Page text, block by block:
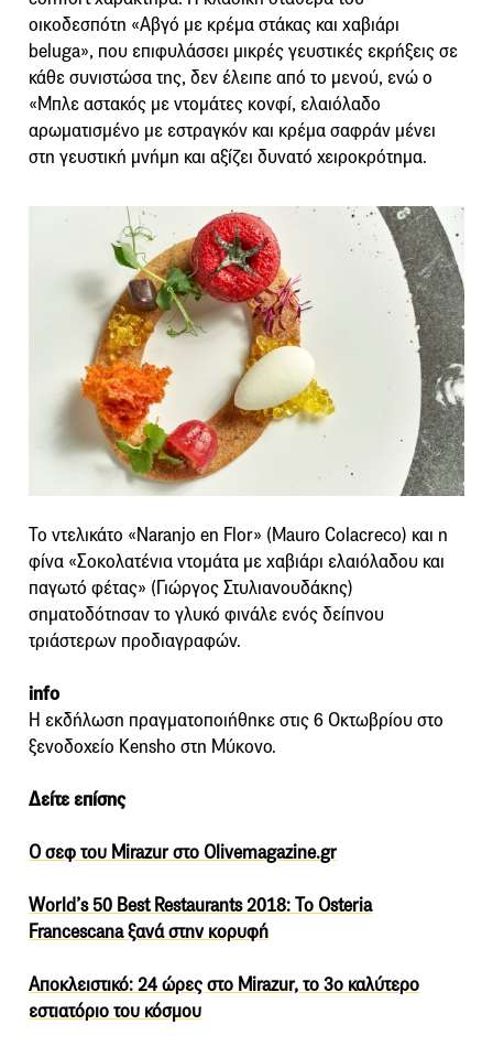
οικοδεσπότη «Αβγό με κρέμα στάκας και χαβιάρι
beluga», που επιφυλάσσει μικρές γευστικές εκρήξεις σε
κάθε συνιστώσα της, δεν έλειπε από το μενού, ενώ ο
«Μπλε αστακός με ντομάτες κονφί, ελαιόλαδο
αρωματισμένο με εστραγκόν και κρέμα σαφράν μένει
στη γευστική μνήμη και αξίζει δυνατό χειροκρότημα.
Το ντελικάτο «Naranjo en Flor» (Mauro Colacreco) και η
φίνα «Σοκολατένια ντομάτα με χαβιάρι ελαιόλαδου και
παγωτό φέτας» (Γιώργος Στυλιανουδάκης)
σηματοδότησαν το γλυκό φινάλε ενός δείπνου
τριάστερων προδιαγραφών.
info
Η εκδήλωση πραγματοποιήθηκε στις 6 Οκτωβρίου στο
ξενοδοχείο Kensho στη Μύκονο.
Δείτε επίσης
Ο σεφ του Mirazur στο Olivemagazine.gr
World’s 50 Best Restaurants 2018: Το Osteria
Francescana ξανά στην κορυφή
Αποκλειστικό: 24 ώρες στο Mirazur, το 3ο καλύτερο
εστιατόριο του κόσμου